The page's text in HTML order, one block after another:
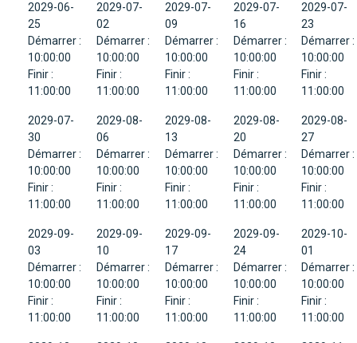
2029-06-
25
Démarrer :
10:00:00
Finir :
11:00:00
2029-07-
02
Démarrer :
10:00:00
Finir :
11:00:00
2029-07-
09
Démarrer :
10:00:00
Finir :
11:00:00
2029-07-
16
Démarrer :
10:00:00
Finir :
11:00:00
2029-07-
23
Démarrer :
10:00:00
Finir :
11:00:00
2029-07-
30
Démarrer :
10:00:00
Finir :
11:00:00
2029-08-
06
Démarrer :
10:00:00
Finir :
11:00:00
2029-08-
13
Démarrer :
10:00:00
Finir :
11:00:00
2029-08-
20
Démarrer :
10:00:00
Finir :
11:00:00
2029-08-
27
Démarrer :
10:00:00
Finir :
11:00:00
2029-09-
03
Démarrer :
10:00:00
Finir :
11:00:00
2029-09-
10
Démarrer :
10:00:00
Finir :
11:00:00
2029-09-
17
Démarrer :
10:00:00
Finir :
11:00:00
2029-09-
24
Démarrer :
10:00:00
Finir :
11:00:00
2029-10-
01
Démarrer :
10:00:00
Finir :
11:00:00